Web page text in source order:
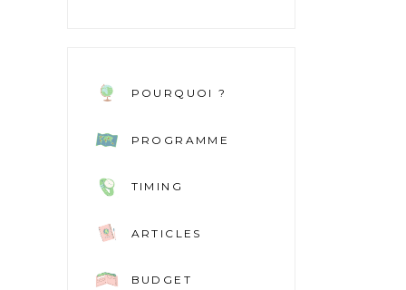
POURQUOI ?
PROGRAMME
TIMING
ARTICLES
BUDGET